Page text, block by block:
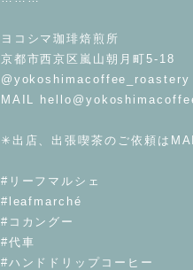
ヨコシマ珈琲焙煎所
京都市西京区嵐山朝月町5-18
@yokoshimacoffee_roastery
MAIL
✳︎出店、出張喫茶のご依頼は
#リーフマルシェ
#leafmarché
#コカングー
#代車
#ハンドドリップコーヒー